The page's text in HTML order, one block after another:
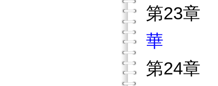
第23章
華
第24章